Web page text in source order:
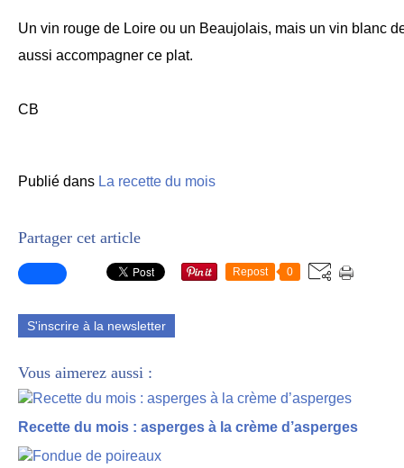
Un vin rouge de Loire ou un Beaujolais, mais un vin blanc
aussi accompagner ce plat.
CB
Publié dans La recette du mois
Partager cet article
Repost 0
S'inscrire à la newsletter
Vous aimerez aussi :
Recette du mois : asperges à la crème d’asperges